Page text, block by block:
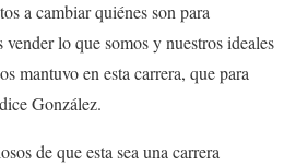
a cambiar quiénes son para
lo que somos y nuestros ideales
mantuvo en esta carrera, que para
González.
de que esta sea una carrera